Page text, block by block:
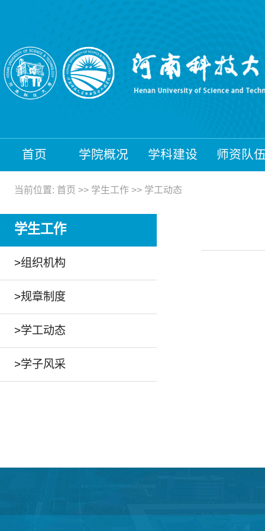
首页 学院概况 学科建设 师资队
当前位置: 首页 >> 学生工作 >> 学工动态
学生工作
>组织机构
>规章制度
>学工动态
>学子风采